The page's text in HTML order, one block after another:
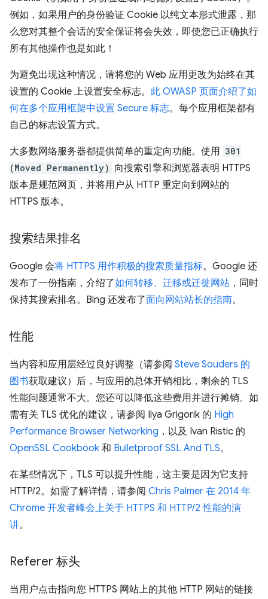
例如，如果用户的身份验证 Cookie 以纯文本形式泄露，那
么您对其整个会话的安全保证将会失效，即使您已正确执行
所有其他操作也是如此！
为避免出现这种情况，请将您的 Web 应用更改为始终在其
设置的 Cookie 上设置安全标志。 此 OWASP 页面介绍了如
何在多个应用框架中设置 Secure 标志。每个应用框架都有
自己的标志设置方式。
大多数网络服务器都提供简单的重定向功能。使用 301
(Moved Permanently) 向搜索引擎和浏览器表明 HTTPS
版本是规范网页，并将用户从 HTTP 重定向到网站的
HTTPS 版本。
搜索结果排名
Google 会将 HTTPS 用作积极的搜索质量指标。Google 还
发布了一份指南，介绍了如何转移、迁移或迁徙网站 ，同时
保持其搜索排名。Bing 还发布了面向网站站长的指南。
性能
当内容和应用层经过良好调整（请参阅 Steve Souders 的
图书获取建议）后，与应用的总体开销相比，剩余的 TLS
性能问题通常不大。您还可以降低这些费用并进行摊销。如
需有关 TLS 优化的建议，请参阅 Ilya Grigorik 的 High
Performance Browser Networking ，以及 Ivan Ristic 的
OpenSSL Cookbook 和 Bulletproof SSL And TLS。
在某些情况下，TLS 可以提升性能，这主要是因为它支持
HTTP/2。如需了解详情，请参阅 Chris Palmer 在 2014 年
Chrome 开发者峰会上关于 HTTPS 和 HTTP/2 性能的演
讲。
Referer 标头
当用户点击指向您 HTTPS 网站上的其他 HTTP 网站的链接